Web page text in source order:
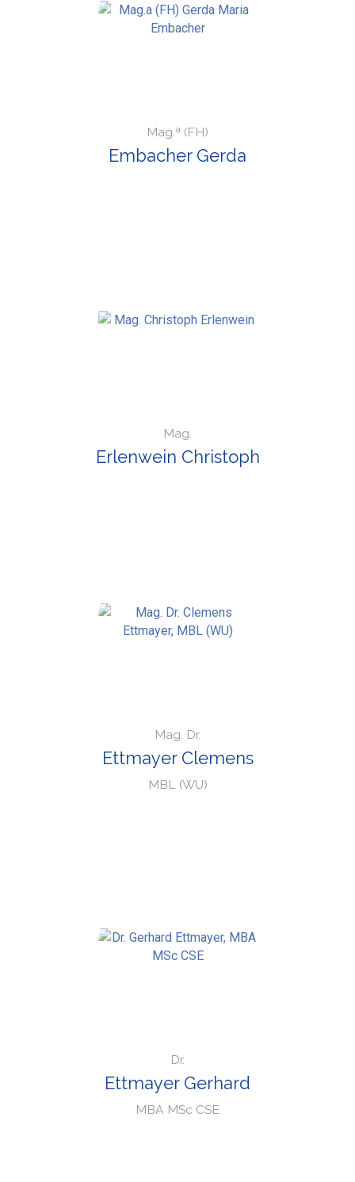
Mag.ª (FH)
Embacher Gerda
Mag.
Erlenwein Christoph
Mag. Dr.
Ettmayer Clemens
MBL (WU)
Dr.
Ettmayer Gerhard
MBA MSc CSE